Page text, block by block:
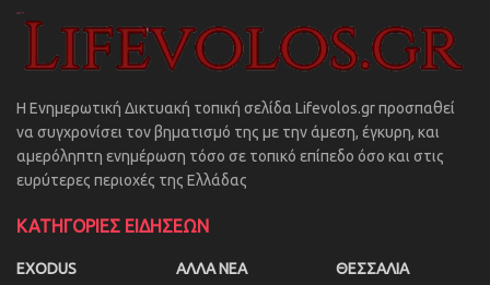
Η Ενημερωτική Δικτυακή τοπική σελίδα Lifevolos.gr προσπαθεί
να συγχρονίσει τον βηματισμό της με την άμεση, έγκυρη, και
αμερόληπτη ενημέρωση τόσο σε τοπικό επίπεδο όσο και στις
ευρύτερες περιοχές της Ελλάδας
ΚΑΤΗΓΟΡΙΕΣ ΕΙΔΗΣΕΩΝ
EXODUS
ΑΛΛΑ ΝΕΑ
ΘΕΣΣΑΛΙΑ